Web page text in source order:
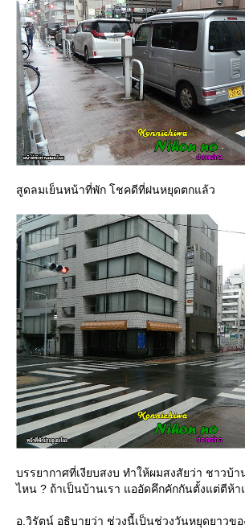
สูดลมเย็นหน้าที่พัก โชคดีที่ฝนหยุดตกแล้ว
บรรยากาศที่เงียบสงบ ทำให้ผมสงสัยว่า ชาวบ้า
ไหน ? ถ้าเป็นบ้านเรา แออัดคึกคักกันตั้งแต่ตีห้า
อ.วิรัตน์ อธิบายว่า ช่วงนี้เป็นช่วงวันหยุดยาวข